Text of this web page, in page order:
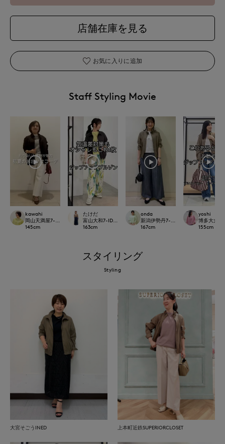
店舗在庫を見る
お気に入りに追加
Staff Styling Movie
kawahi
岡山天満屋7-IDconcept.
145cm
たけだ
富山大和7-IDconcept.
163cm
onda
新潟伊勢丹7-IDconcept.
167cm
yoshi
博多大丸
155cm
スタイリング
Styling
大宮そごうINED 上本町近鉄SUPERIORCLOSET